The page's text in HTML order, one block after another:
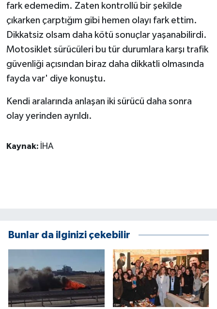
fark edemedim. Zaten kontrollü bir şekilde
çıkarken çarptığım gibi hemen olayı fark ettim.
Dikkatsiz olsam daha kötü sonuçlar yaşanabilirdi.
Motosiklet sürücüleri bu tür durumlara karşı trafik
güvenliği açısından biraz daha dikkatli olmasında
fayda var' diye konuştu.
Kendi aralarında anlaşan iki sürücü daha sonra
olay yerinden ayrıldı.
Kaynak: İHA
Bunlar da ilginizi çekebilir
YAŞAM
YEREL
Yerel Haberler